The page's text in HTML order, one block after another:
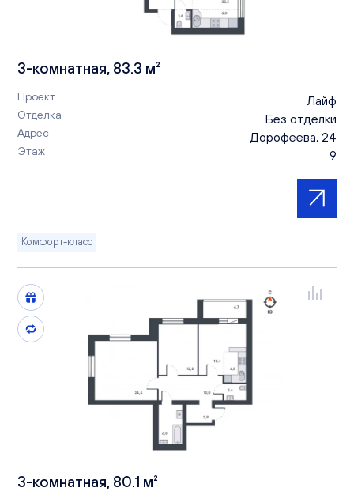
3-комнатная, 83.3 м²
Проект Лайф
Отделка Без отделки
Адрес Дорофеева, 24
Этаж 9
Комфорт-класс
3-комнатная, 80.1 м²